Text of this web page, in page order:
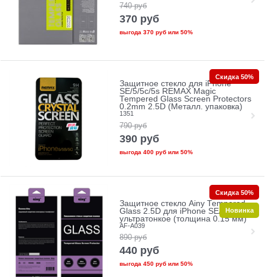
740 руб
370 руб
выгода 370 рубили 50%
Защитное стекло для iPhone
SE/5/5c/5s REMAX Magic
Tempered Glass Screen Protectors
0.2mm 2.5D (Металл. упаковка)
1351
790 руб
390 руб
выгода 400 рубили 50%
Скидка 50%
Защитное стекло Ainy Tempered
Glass 2.5D для iPhone SE/5/5c/5s
ультратонкое (толщина 0.15 мм)
AF-A039
890 руб
440 руб
выгода 450 рубили 50%
Скидка 50%
Новинка